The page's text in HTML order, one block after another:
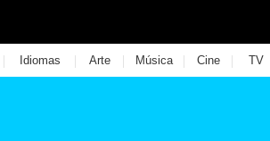
| Idiomas | Arte | Música | Cine | TV